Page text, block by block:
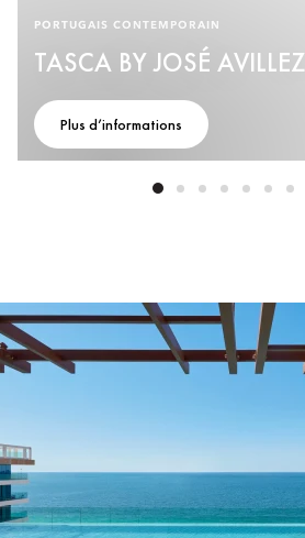
PORTUGAIS CONTEMPORAIN
TASCA BY JOSÉ AVILLEZ
Plus d’informations